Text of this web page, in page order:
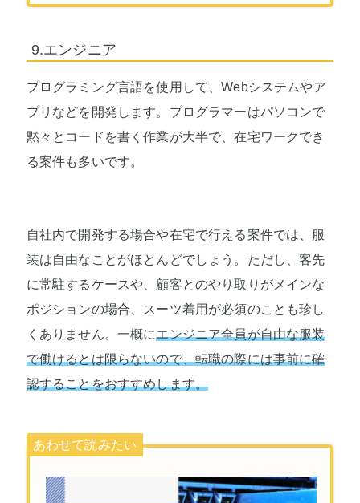
9.エンジニア
プログラミング言語を使用して、Webシステムやア
プリなどを開発します。プログラマーはパソコンで
黙々とコードを書く作業が大半で、在宅ワークでき
る案件も多いです。
自社内で開発する場合や在宅で行える案件では、服
装は自由なことがほとんどでしょう。ただし、客先
に常駐するケースや、顧客とのやり取りがメインな
ポジションの場合、スーツ着用が必須のことも珍し
くありません。一概にエンジニア全員が自由な服装
で働けるとは限らないので、転職の際には事前に確
認することをおすすめします。